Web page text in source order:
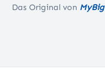
Das Original von